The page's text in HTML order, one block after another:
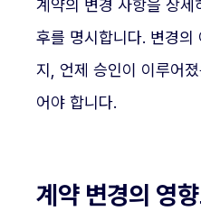
계약의 변경 사항을 상
후를 명시합니다. 변경
지, 언제 승인이 이루어
어야 합니다.
계약 변경의 영